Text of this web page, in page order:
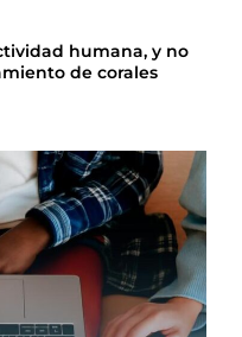
humana, y no
de corales